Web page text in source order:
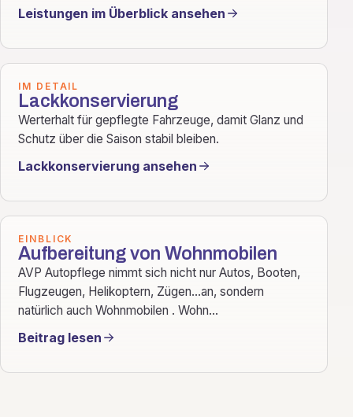
Leistungen im Überblick ansehen
IM DETAIL
Lackkonservierung
Werterhalt für gepflegte Fahrzeuge, damit Glanz und
Schutz über die Saison stabil bleiben.
Lackkonservierung ansehen
EINBLICK
Aufbereitung von Wohnmobilen
AVP Autopflege nimmt sich nicht nur Autos, Booten,
Flugzeugen, Helikoptern, Zügen…an, sondern
natürlich auch Wohnmobilen . Wohn...
Beitrag lesen